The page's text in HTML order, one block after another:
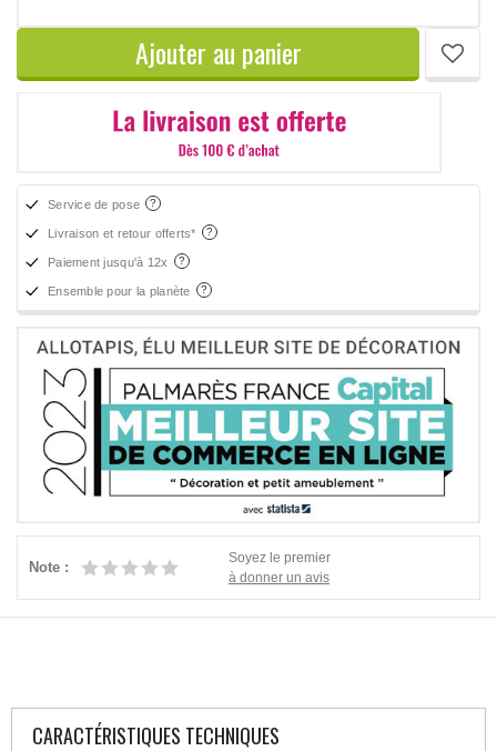
Ajouter au panier
Service de pose
Livraison et retour offerts*
Paiement jusqu'à 12x
Ensemble pour la planète
Note :
Soyez le premier
à donner un avis
CARACTÉRISTIQUES TECHNIQUES